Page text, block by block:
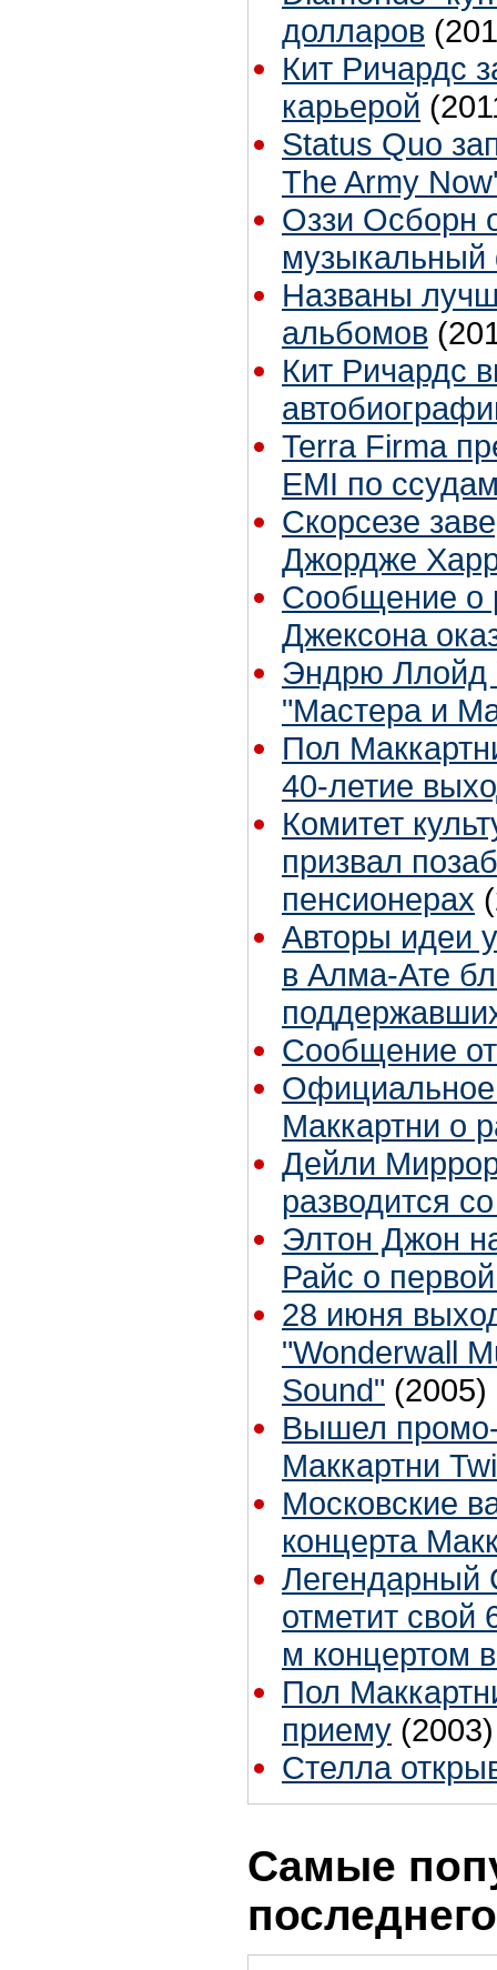
долларов
Кит Ричардс
карьерой
Status Quo
The Army
Оззи Осборн
музыкальный
Названы
альбомов
Кит Ричардс
Terra Firma
EMI по
Скорсезе
Джордже
Сообщение о
Джексона
Эндрю Ллойд
"Мастера и
Пол
40-летие
Комитет
призвал
пенсионерах
Авторы идеи
в Алма-Ате
Сообщение
Официальное
Маккартни о
Дейли
разводится
Элтон Джон
Райс о
28 июня
"Wonderwall
Sound" (2005)
Вышел промо-
Маккартни
Московские
концерта
Легендарный
отметит
м концертом
Пол
приему (2003)
Стелла
Самые